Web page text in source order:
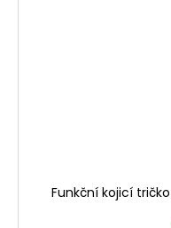
Funkční kojicí